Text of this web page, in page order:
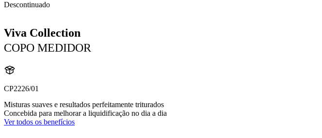
Descontinuado
Viva Collection
COPO MEDIDOR
CP2226/01
Misturas suaves e resultados perfeitamente triturados
Concebida para melhorar a liquidificação no dia a dia
Ver todos os benefícios